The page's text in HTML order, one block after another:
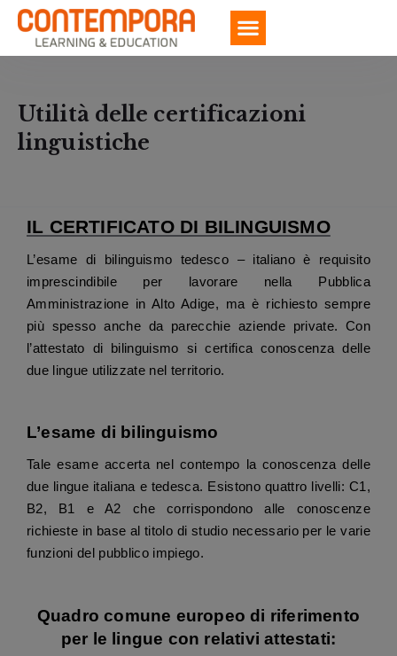
Utilità delle certificazioni
linguistiche
IL CERTIFICATO DI BILINGUISMO
L’esame di bilinguismo tedesco – italiano è requisito
imprescindibile per lavorare nella Pubblica
Amministrazione in Alto Adige, ma è richiesto sempre
più spesso anche da parecchie aziende private. Con
l’attestato di bilinguismo si certifica conoscenza delle
due lingue utilizzate nel territorio.
L’esame di bilinguismo
Tale esame accerta nel contempo la conoscenza delle
due lingue italiana e tedesca. Esistono quattro livelli: C1,
B2, B1 e A2 che corrispondono alle conoscenze
richieste in base al titolo di studio necessario per le varie
funzioni del pubblico impiego.
Quadro comune europeo di riferimento
per le lingue con relativi attestati: